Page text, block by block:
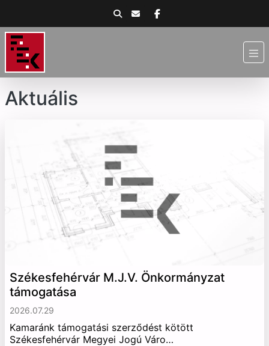
Aktuális
Székesfehérvár M.J.V. Önkormányzat
támogatása
2026.07.29
Kamaránk támogatási szerződést kötött
Székesfehérvár Megyei Jogú Váro…